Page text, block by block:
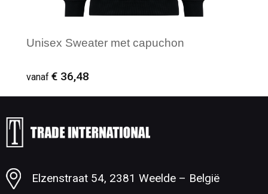
Unisex Sweater met capuchon
vanaf € 36,48
Minimale afname: 1
Elzenstraat 54, 2381 Weelde – België